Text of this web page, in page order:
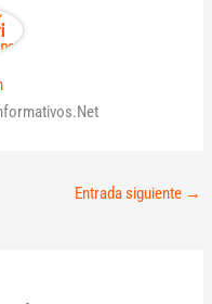
Entrada siguiente →